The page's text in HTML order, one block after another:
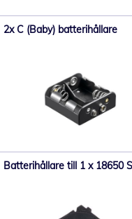
2x C (Baby) batterihållare
Batterihållare till 1 x 18650